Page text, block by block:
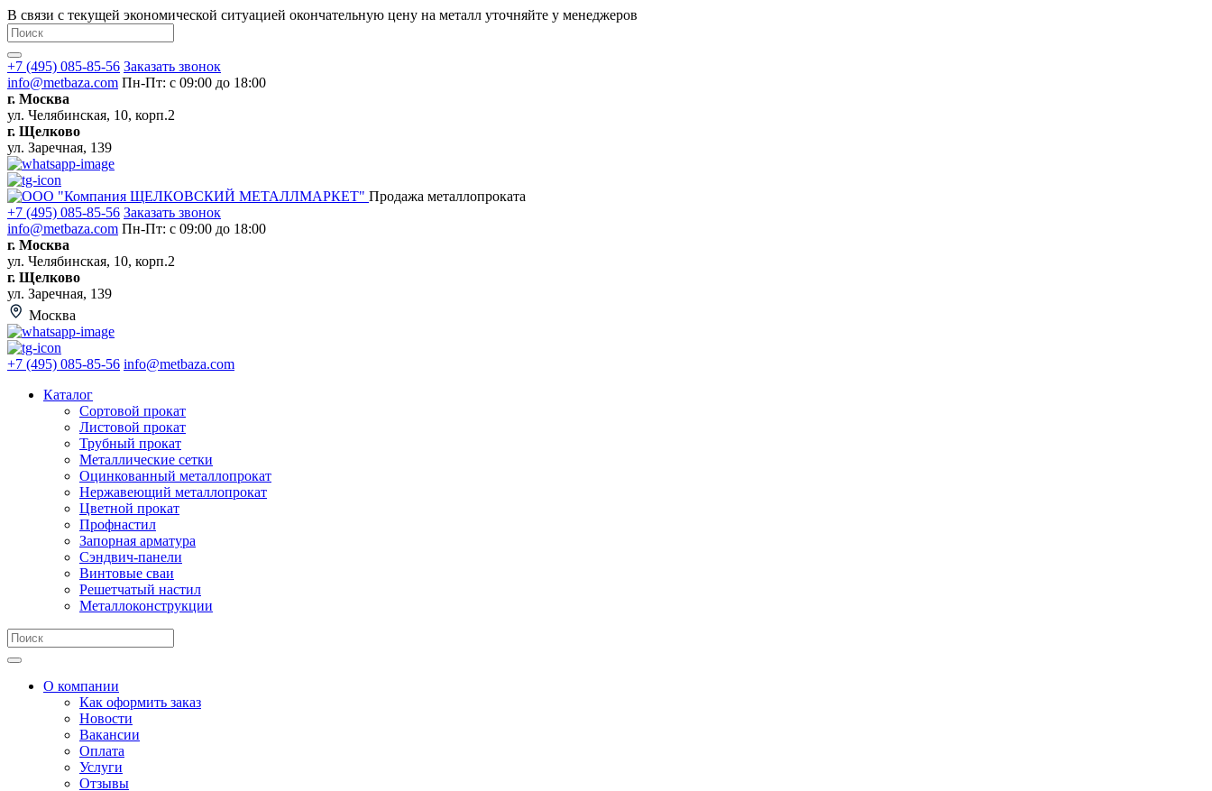
В связи с текущей экономической ситуацией окончательную цену на металл уточняйте у менеджеров
+7 (495) 085-85-56 Заказать звонок
info@metbaza.com Пн-Пт: с 09:00 до 18:00
г. Москва
ул. Челябинская, 10, корп.2
г. Щелково
ул. Заречная, 139
Продажа металлопроката
+7 (495) 085-85-56 Заказать звонок
info@metbaza.com Пн-Пт: с 09:00 до 18:00
г. Москва
ул. Челябинская, 10, корп.2
г. Щелково
ул. Заречная, 139
Москва
+7 (495) 085-85-56 info@metbaza.com
Каталог
Сортовой прокат
Листовой прокат
Трубный прокат
Металлические сетки
Оцинкованный металлопрокат
Нержавеющий металлопрокат
Цветной прокат
Профнастил
Запорная арматура
Сэндвич-панели
Винтовые сваи
Решетчатый настил
Металлоконструкции
О компании
Как оформить заказ
Новости
Вакансии
Оплата
Услуги
Отзывы